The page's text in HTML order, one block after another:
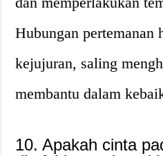
Hubungan pertemanan
kejujuran, saling
membantu dalam
10. Apakah cinta